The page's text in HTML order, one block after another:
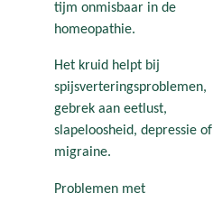
tijm onmisbaar in de
homeopathie.
Het kruid helpt bij
spijsverteringsproblemen,
gebrek aan eetlust,
slapeloosheid, depressie of
migraine.
Problemen met